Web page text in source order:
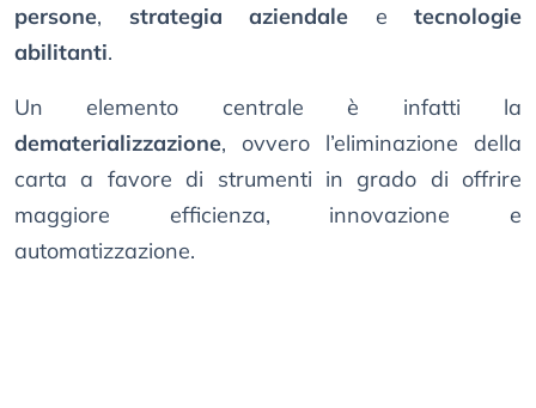
persone, strategia aziendale e tecnologie
abilitanti.
Un elemento centrale è infatti la
dematerializzazione, ovvero l’eliminazione della
carta a favore di strumenti in grado di offrire
maggiore efficienza, innovazione e
automatizzazione.